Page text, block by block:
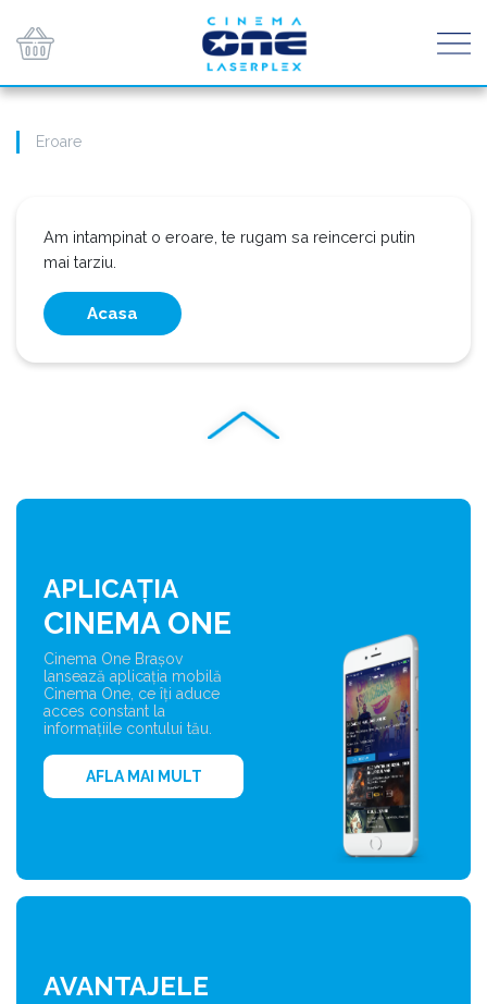
Eroare
Am intampinat o eroare, te rugam sa reincerci putin
mai tarziu.
Acasa
APLICAȚIA
CINEMA ONE
Cinema One Brașov
lansează aplicația mobilă
Cinema One, ce îți aduce
acces constant la
informațiile contului tău.
AFLA MAI MULT
AVANTAJELE